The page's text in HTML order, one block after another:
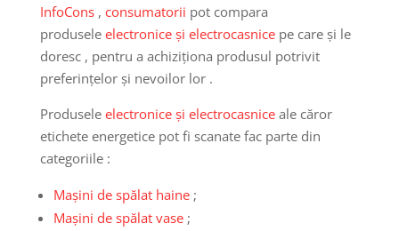
InfoCons, consumatorii pot compara
produsele electronice și electrocasnicepe care și le
doresc , pentru a achiziționa produsul potrivit
preferințelor și nevoilor lor .
Produseleelectronice și electrocasniceale căror
etichete energetice pot fi scanate fac parte din
categoriile :
Mașini de spălat haine;
Mașini de spălat vase;